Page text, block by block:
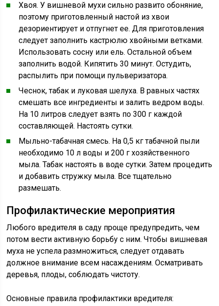
Хвоя. У вишневой мухи сильно развито обоняние,
поэтому приготовленный настой из хвои
дезориентирует и отпугнет ее. Для приготовления
следует заполнить кастрюлю хвойными ветками.
Использовать сосну или ель. Остальной объем
заполнить водой. Кипятить 30 минут. Остудить,
распылить при помощи пульверизатора.
Чеснок, табак и луковая шелуха. В равных частях
смешать все ингредиенты и залить ведром воды.
На 10 литров следует взять по 300 г каждой
составляющей. Настоять сутки.
Мыльно-табачная смесь. На 0,5 кг табачной пыли
необходимо 10 л воды и 200 г хозяйственного
мыла. Табак настоять в воде сутки. Затем процедить
и добавить стружку мыла. Все тщательно
размешать.
Профилактические мероприятия
Любого вредителя в саду проще предупредить, чем
потом вести активную борьбу с ним. Чтобы вишневая
муха не успела размножиться, следует отдавать
должное внимание всем насаждениям. Осматривать
деревья, плоды, соблюдать чистоту.
Основные правила профилактики вредителя: